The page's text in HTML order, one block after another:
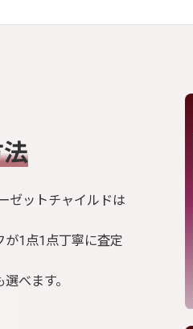
ゼットチャイルドは
が1点1点丁寧に査定
べます。